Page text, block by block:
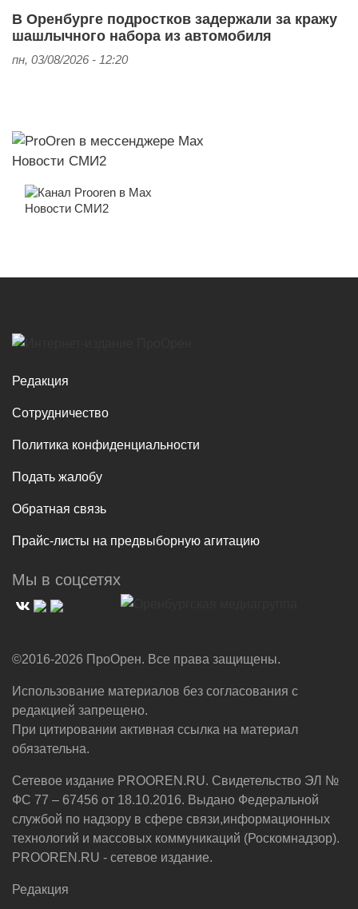
В Оренбурге подростков задержали за кражу
шашлычного набора из автомобиля
пн, 03/08/2026 - 12:20
Новости СМИ2
Новости СМИ2
Редакция
Сотрудничество
Политика конфиденциальности
Подать жалобу
Обратная связь
Прайс-листы на предвыборную агитацию
Мы в соцсетях
©2016-2026 ПроОрен. Все права защищены.
Использование материалов без согласования с
редакцией запрещено.
При цитировании активная ссылка на материал
обязательна.
Сетевое издание PROOREN.RU. Свидетельство ЭЛ №
ФС 77 – 67456 от 18.10.2016. Выдано Федеральной
службой по надзору в сфере связи,информационных
технологий и массовых коммуникаций (Роскомнадзор).
PROOREN.RU - сетевое издание.
Редакция